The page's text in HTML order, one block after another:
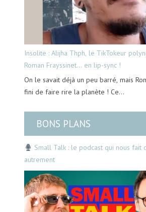
Insolite : Alijha Thph, le TikTokeur
Roman Frayssinet… en lip-sync !
On le savait déjà un peu barré, mais
fini de faire rire la planète ! Ce…
BONS PLANS
Small Talk : le podcast qui nous
autrement